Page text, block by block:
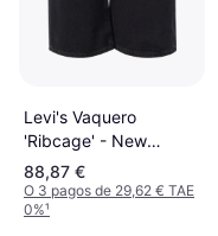
Levi's Vaquero
'Ribcage' - New
Women's - Black
88,87 €
O 3 pagos de 29,62 € TAE
0%¹